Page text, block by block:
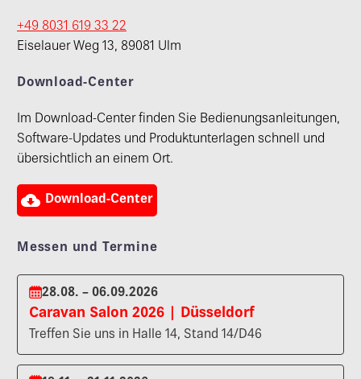
+49 8031 619 33 22
Eiselauer Weg 13, 89081 Ulm
Download-Center
Im Download-Center finden Sie Bedienungsanleitungen,
Software-Updates und Produktunterlagen schnell und
übersichtlich an einem Ort.
 Download-Center
Messen und Termine
28.08. – 06.09.2026
Caravan Salon 2026 | Düsseldorf
Treffen Sie uns in Halle 14, Stand 14/D46